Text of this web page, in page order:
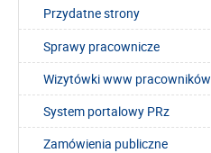
Przydatne strony
Sprawy pracownicze
Wizytówki www pracowników
System portalowy PRz
Zamówienia publiczne